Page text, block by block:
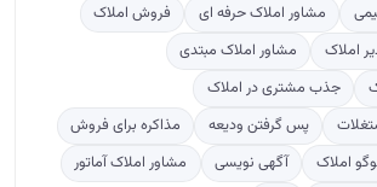
مشاور املاک حرفه ای
فروش املاک
املاک
مشاور املاک مبتدی
جذب مشتری در املاک
پس گرفتن ودیعه
مذاکره برای فروش
املاک آگهی نویسی
مشاور املاک آماتور